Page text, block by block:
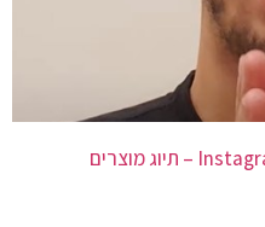
אינסטגרם שופינג | Instagram Shoppipng – תיוג מוצרים